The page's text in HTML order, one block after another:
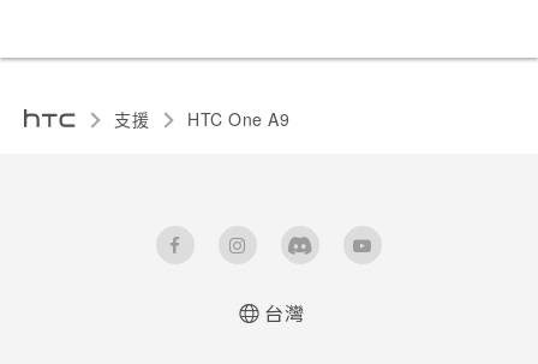
支援 HTC One A9‎
台灣